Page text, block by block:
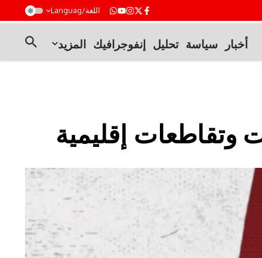
اللغة/Languag
أخبار سياسة تحليل إنفوجرافيك المزيد
وتقاطعات إقليمية